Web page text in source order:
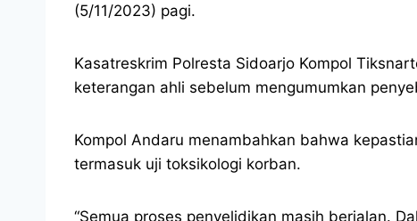
(5/11/2023) pagi.
Kasatreskrim Polresta Sidoarjo Kompol
keterangan ahli sebelum mengumumkan
Kompol Andaru menambahkan bahwa
termasuk uji toksikologi korban.
“Semua proses penyelidikan masih berjalan.